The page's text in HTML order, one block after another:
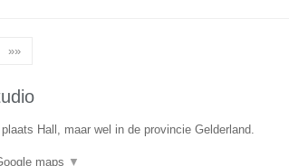
»»
Hall, maar wel in de provincie Gelderland.
maps ▼